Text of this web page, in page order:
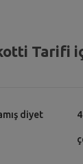
Tarifi
diyet